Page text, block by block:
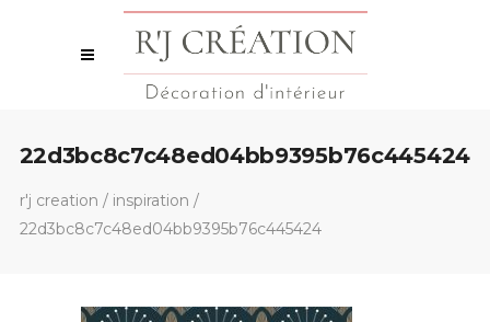
22d3bc8c7c48ed04bb9395b76c445424
r'j creation / inspiration /
22d3bc8c7c48ed04bb9395b76c445424